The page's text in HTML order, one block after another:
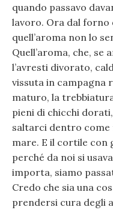
quando passavo
lavoro. Ora dal forno
quell’aroma non lo
Quell’aroma, che, se
l’avresti divorato,
vissuta in campagna
maturo, la
pieni di chicchi
saltarci dentro come
mare. E il cortile con
perché da noi si
importa, siamo
Credo che sia una
prendersi cura degli